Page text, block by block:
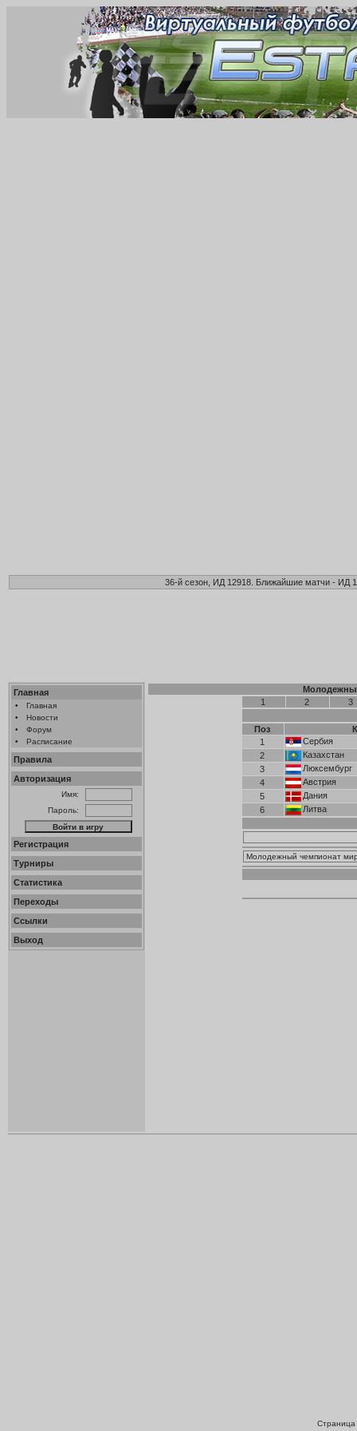
36-й сезон, ИД 12918. Ближайшие матчи - ИД
Главная
•
Главная
•
Новости
•
Форум
•
Расписание
Правила
Авторизация
Имя:
Пароль:
Регистрация
Турниры
Статистика
Переходы
Ссылки
Выход
1
2 3
Поз
1
Сербия
2
Казахстан
3
Люксембург
4
Австрия
5
Дания
6
Литва
Страница